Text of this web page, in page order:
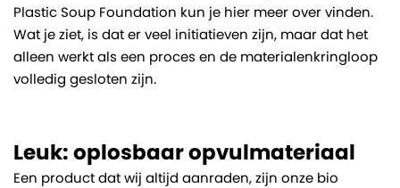
Plastic Soup Foundation kun je hier meer over vinden.
Wat je ziet, is dat er veel initiatieven zijn, maar dat het
alleen werkt als een proces en de materialenkringloop
volledig gesloten zijn.
Leuk: oplosbaar opvulmateriaal
Een product dat wij altijd aanraden, zijn onze bio